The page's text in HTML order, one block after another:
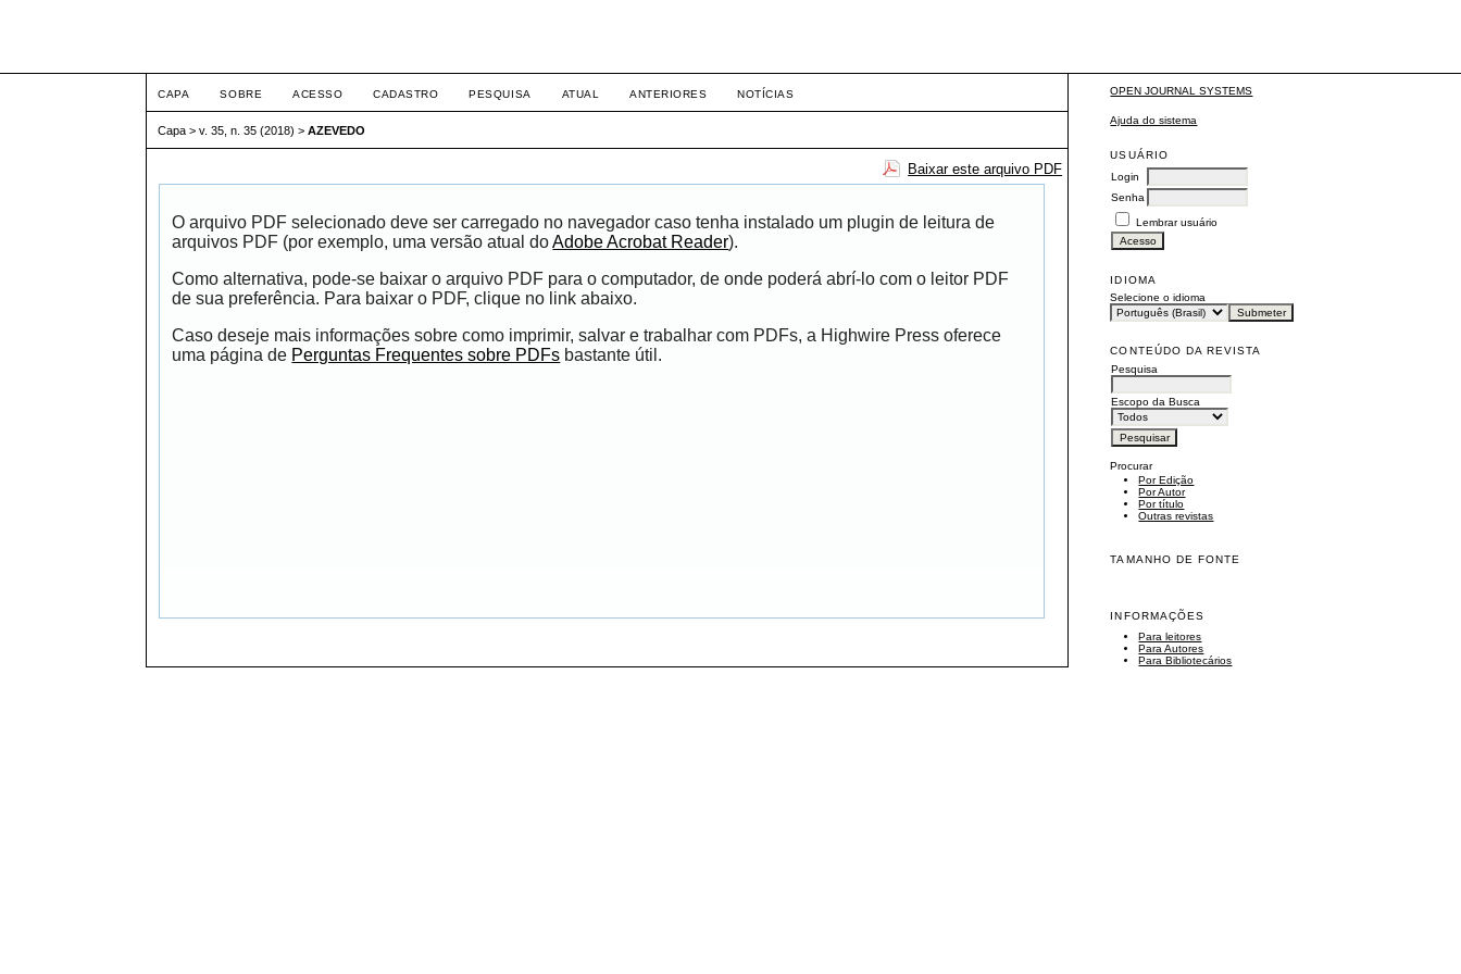
OPEN JOURNAL SYSTEMS
Ajuda do sistema
USUÁRIO
Login
Senha
Lembrar usuário
IDIOMA
Selecione o idioma
CONTEÚDO DA REVISTA
Pesquisa
Escopo da Busca
Procurar
Por Edição
Por Autor
Por título
Outras revistas
TAMANHO DE FONTE
INFORMAÇÕES
Para leitores
Para Autores
Para Bibliotecários
CAPA SOBRE ACESSO CADASTRO PESQUISA ATUAL ANTERIORES NOTÍCIAS
Capa >v. 35, n. 35 (2018) >AZEVEDO
Baixar este arquivo PDF
O arquivo PDF selecionado deve ser carregado no navegador caso tenha instalado um plugin de leitura de
arquivos PDF (por exemplo, uma versão atual doAdobe Acrobat Reader).
Como alternativa, pode-se baixar o arquivo PDF para o computador, de onde poderá abrí-lo com o leitor PDF
de sua preferência. Para baixar o PDF, clique no link abaixo.
Caso deseje mais informações sobre como imprimir, salvar e trabalhar com PDFs, a Highwire Press oferece
uma página de Perguntas Frequentes sobre PDFs bastante útil.